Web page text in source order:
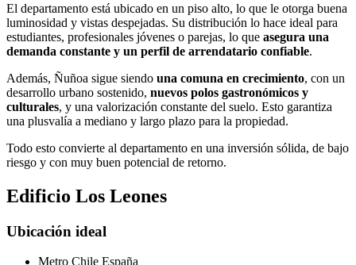
El departamento está ubicado en un piso alto, lo que le otorga buena
luminosidad y vistas despejadas. Su distribución lo hace ideal para
estudiantes, profesionales jóvenes o parejas, lo que asegura una
demanda constante y un perfil de arrendatario confiable.
Además, Ñuñoa sigue siendo una comuna en crecimiento, con un
desarrollo urbano sostenido, nuevos polos gastronómicos y
culturales, y una valorización constante del suelo. Esto garantiza
una plusvalía a mediano y largo plazo para la propiedad.
Todo esto convierte al departamento en una inversión sólida, de bajo
riesgo y con muy buen potencial de retorno.
Edificio Los Leones
Ubicación ideal
Metro Chile España